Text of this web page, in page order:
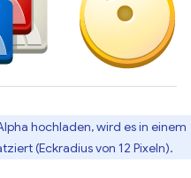
hochladen, wird es in einem
(Eckradius von 12 Pixeln).